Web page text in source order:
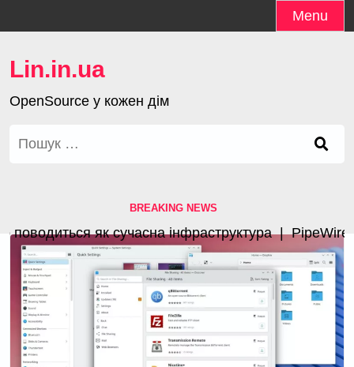
to
Menu
Lin.in.ua
OpenSource у кожен дім
Пошук:
BREAKING NEWS
як сучасна інфраструктура |PipeWire